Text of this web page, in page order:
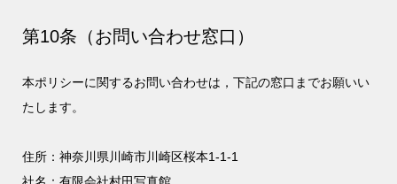
第10条（お問い合わせ窓口）
本ポリシーに関するお問い合わせは，下記の窓口までお願いい
たします。
住所：神奈川県川崎市川崎区桜本1-1-1